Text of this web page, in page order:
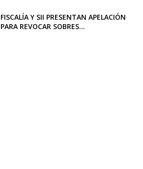
FISCALÍA Y SII PRESENTAN APELACIÓN
PARA REVOCAR SOBRES...